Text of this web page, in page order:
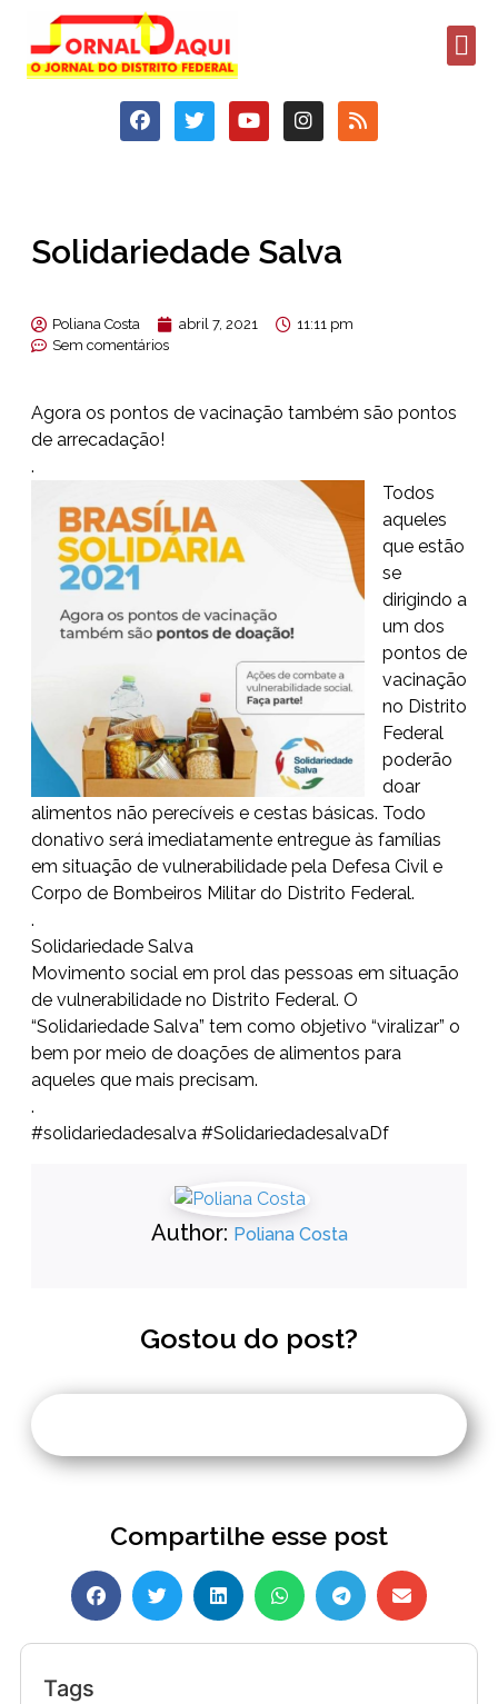
Solidariedade Salva
Poliana Costa abril 7, 2021
11:11 pm
Sem comentários
Agora os pontos de vacinação também são pontos
de arrecadação!
.
Todos
aqueles
que estão
se
dirigindo a
um dos
pontos de
vacinação
no Distrito
Federal
poderão
doar
alimentos não perecíveis e cestas básicas. Todo
donativo será imediatamente entregue às famílias
em situação de vulnerabilidade pela Defesa Civil e
Corpo de Bombeiros Militar do Distrito Federal.
.
Solidariedade Salva
Movimento social em prol das pessoas em situação
de vulnerabilidade no Distrito Federal. O
“Solidariedade Salva” tem como objetivo “viralizar” o
bem por meio de doações de alimentos para
aqueles que mais precisam.
.
#solidariedadesalva #SolidariedadesalvaDf
Author: Poliana Costa
Gostou do post?
Compartilhe esse post
Tags